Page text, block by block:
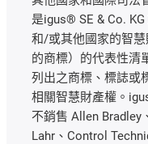
是igus® SE & Co.
和/或其他國家的智
的商標）的代表性清
列出之商標、標誌或
相關智慧財產權。
不銷售 Allen Bradley
Lahr、Control